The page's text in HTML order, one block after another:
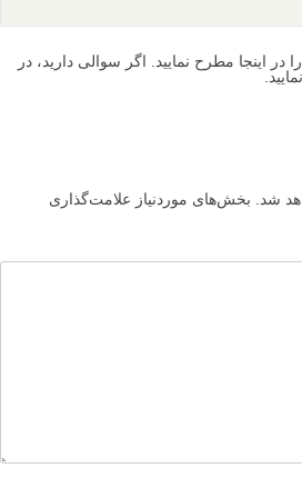
اینجا مطرح نمایید. اگر سوالی دارید، در
شد.
بخش‌های موردنیاز علامت‌گذاری